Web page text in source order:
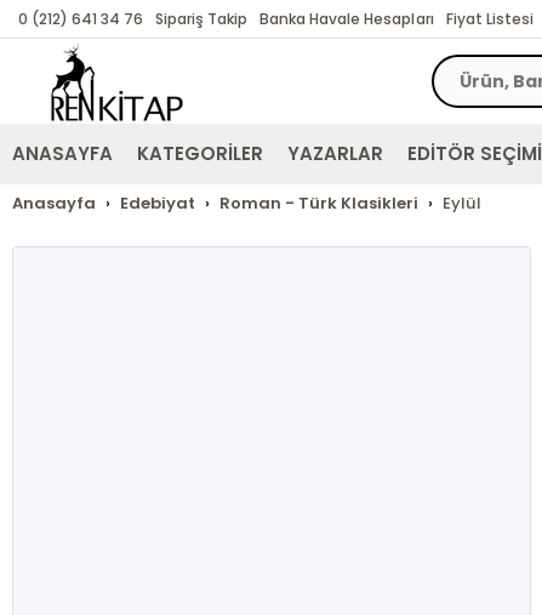
0 (212) 641 34 76 Sipariş Takip Banka Havale Hesapları Fiyat Listesi
ANASAYFA KATEGORİLER YAZARLAR EDİTÖR SEÇİMİ
Anasayfa Edebiyat Roman - Türk Klasikleri Eylül